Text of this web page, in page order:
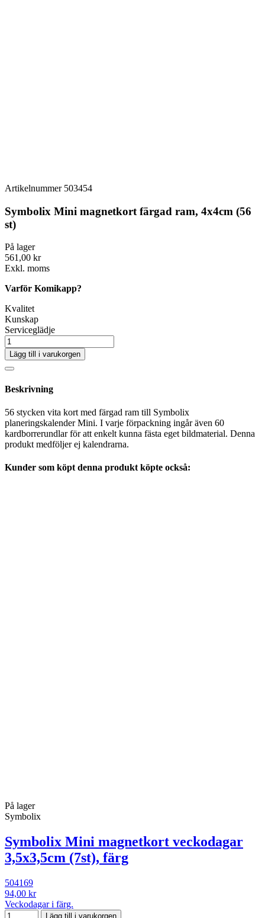
Artikelnummer 503454
Symbolix Mini magnetkort färgad ram, 4x4cm (56
st)
På lager
561,00 kr
Exkl. moms
Varför Komikapp?
Kvalitet
Kunskap
Serviceglädje
Lägg till i varukorgen
Beskrivning
56 stycken vita kort med färgad ram till Symbolix
planeringskalender Mini. I varje förpackning ingår även 60
kardborrerundlar för att enkelt kunna fästa eget bildmaterial. Denna
produkt medföljer ej kalendrarna.
Kunder som köpt denna produkt köpte också:
På lager
Symbolix
Symbolix Mini magnetkort veckodagar
3,5x3,5cm (7st), färg
504169
94,00 kr
Veckodagar i färg.
Lägg till i varukorgen